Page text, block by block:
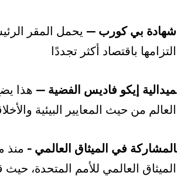
شهادة بي كورب —
التزامها باقتصاد أكثر تجددًا
ميدالية إيكو فاديس الفضية —
العالم من حيث المعايير البيئية
المشاركة في الميثاق العالمي -
الميثاق العالمي للأمم المتحدة،